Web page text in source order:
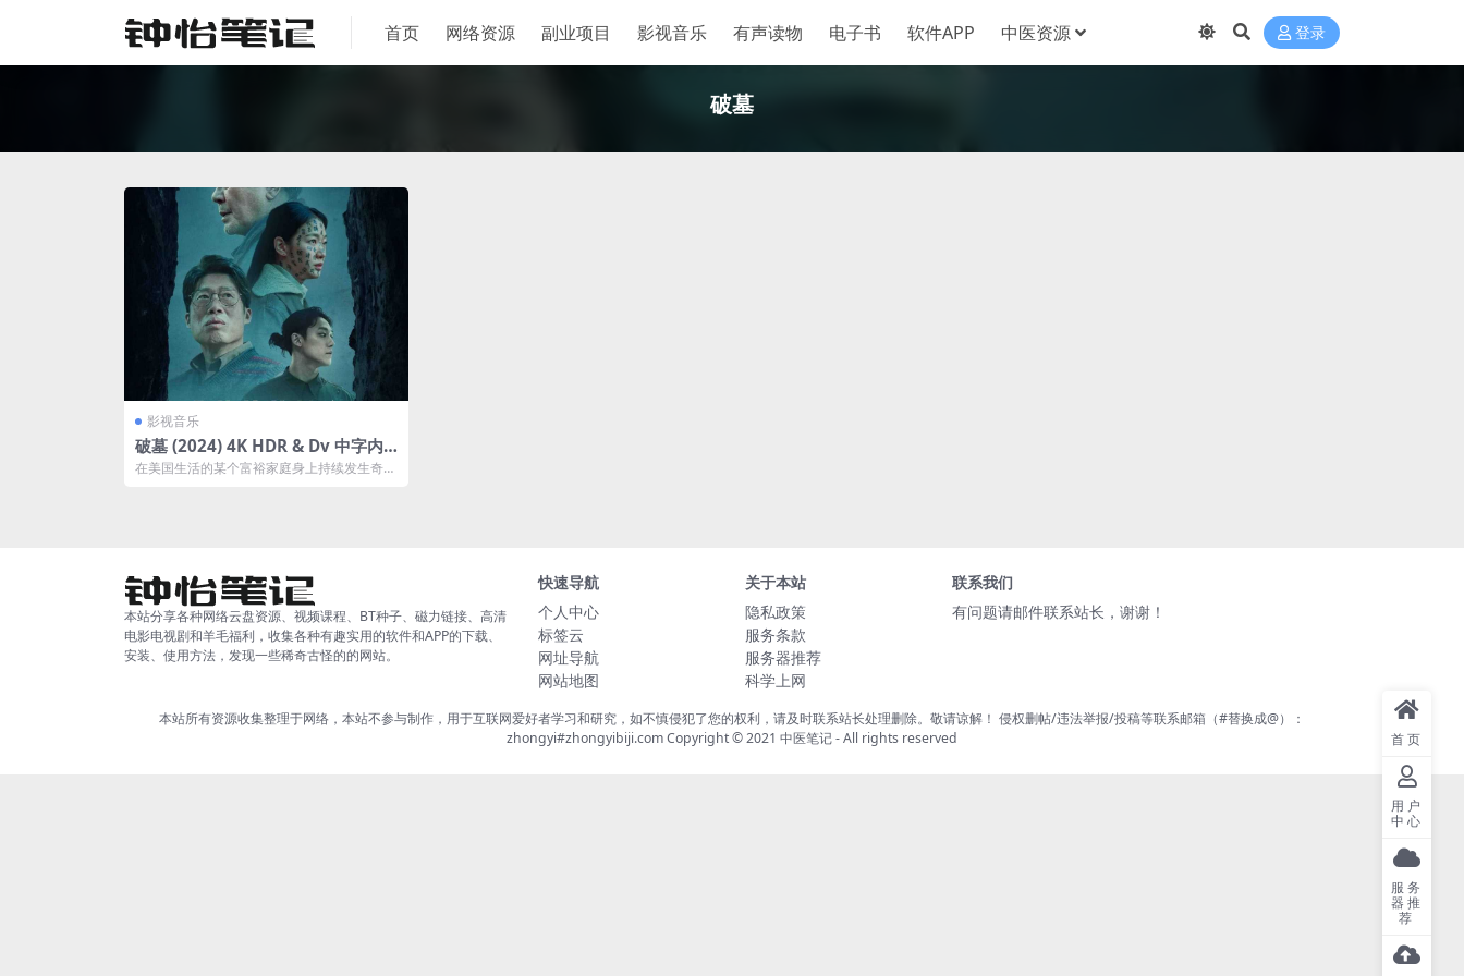
首页 网络资源 副业项目 影视音乐 有声读物 电子书 软件APP 中医资源 登录
破墓
影视音乐
破墓 (2024) 4K HDR & Dv 中字内
嵌字幕
在美国生活的某个富裕家庭身上持续发生奇怪
本站分享各种网络云盘资源、视频课程、BT种子、磁力链接、高清
电影电视剧和羊毛福利，收集各种有趣实用的软件和APP的下载、
安装、使用方法，发现一些稀奇古怪的的网站。
快速导航
个人中心
标签云
网址导航
网站地图
关于本站
隐私政策
服务条款
服务器推荐
科学上网
联系我们
有问题请邮件联系站长，谢谢！
本站所有资源收集整理于网络，本站不参与制作，用于互联网爱好者学习和研究，如不慎侵犯了您的权利，请及时联系站长处理删除。敬请谅解！ 侵权删帖/违法举报/投稿等联系邮箱（#替换成@）：
zhongyi#zhongyibiji.com Copyright © 2021 中医笔记- All rights reserved 首页
用户
中心
服务
器推
荐